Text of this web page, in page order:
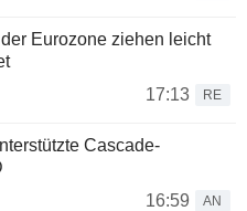
Eurozone ziehen leicht
17:13
RE
Cascade-
16:59
AN